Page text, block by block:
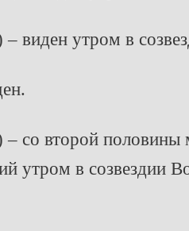
– виден утром в
– со второй половины
утром в созвездии